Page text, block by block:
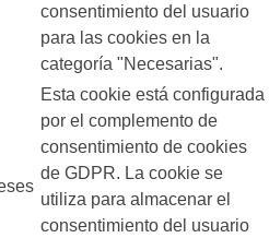
consentimiento del usuario
para las cookies en la
categoría "Necesarias".
Esta cookie está configurada
por el complemento de
consentimiento de cookies
de GDPR. La cookie se
utiliza para almacenar el
consentimiento del usuario